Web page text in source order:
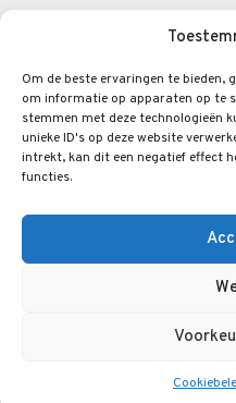
Om de beste ervaringen te bieden,
om informatie op apparaten op te
stemmen met deze technologieën
unieke ID's op deze website
intrekt, kan dit een negatief effect
functies.
Veelgestelde vragen
Privacybeleid